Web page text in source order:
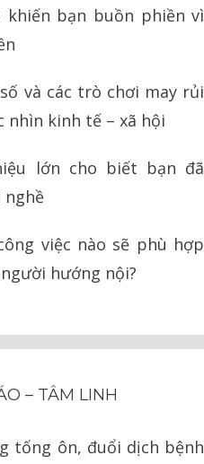
khiến bạn buồn phiền vì
và các trò chơi may rủi
nhìn kinh tế – xã hội
lớn cho biết bạn đã
nghề
việc nào sẽ phù hợp
hướng nội?
– TÂM LINH
tống ôn, đuổi dịch bệnh